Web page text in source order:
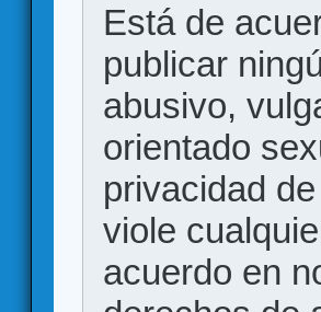
Está de
publicar
abusivo,
orientado
privacidad
viole
acuerdo en